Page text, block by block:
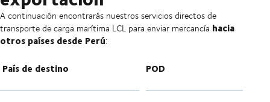
A continuación encontrarás nuestros servicios directos de
transporte de carga marítima LCL para enviar mercancía hacia
otros países desde Perú:
País de destino POD